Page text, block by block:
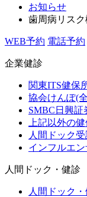
お知らせ
歯周病リス
WEB予約 電話予約
企業健診
関東ITS健保
協会けんぽ(
SMBC日興
上記以外の
人間ドック
インフルエ
人間ドック・健診
人間ドック